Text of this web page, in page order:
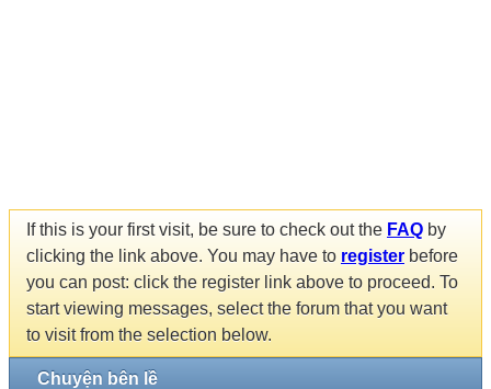
If this is your first visit, be sure to check out the FAQ by
clicking the link above. You may have to register before
you can post: click the register link above to proceed. To
start viewing messages, select the forum that you want
to visit from the selection below.
Chuyện bên lề